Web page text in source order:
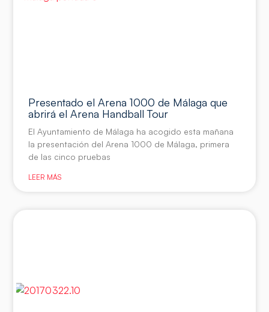
Presentado el Arena 1000 de Málaga que
abrirá el Arena Handball Tour
El Ayuntamiento de Málaga ha acogido esta mañana
la presentación del Arena 1000 de Málaga, primera
de las cinco pruebas
LEER MÁS